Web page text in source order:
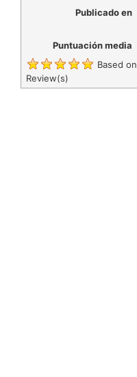
Publicado en
Puntuación media
Based on
Review(s)